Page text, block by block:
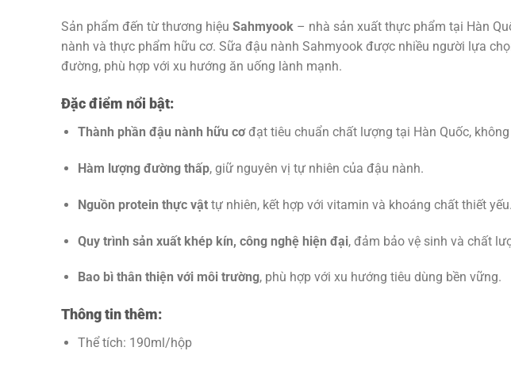
Sản phẩm đến từ thương hiệu Sahmyook – nhà sản xuất thực phẩm tại Hàn
nành và thực phẩm hữu cơ. Sữa đậu nành Sahmyook được nhiều người lựa
đường, phù hợp với xu hướng ăn uống lành mạnh.
Đặc điểm nổi bật:
Thành phần đậu nành hữu cơđạt tiêu chuẩn chất lượng tại Hàn Quốc,
Hàm lượng đường thấp, giữ nguyên vị tự nhiên của đậu nành.
Nguồn protein thực vậttự nhiên, kết hợp với vitamin và khoáng chất thiết yếu.
Quy trình sản xuất khép kín, công nghệ hiện đại, đảm bảo vệ sinh và chất
Bao bì thân thiện với môi trường, phù hợp với xu hướng tiêu dùng bền vững.
Thông tin thêm:
Thể tích: 190ml/hộp